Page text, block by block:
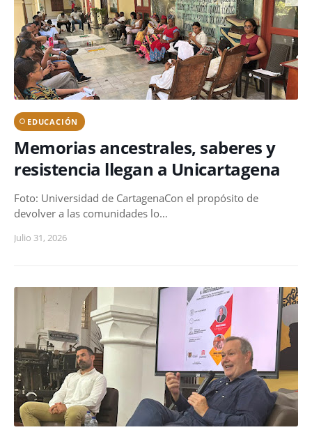
EDUCACIÓN
Memorias ancestrales, saberes y
resistencia llegan a Unicartagena
Foto: Universidad de CartagenaCon el propósito de
devolver a las comunidades lo…
Julio 31, 2026